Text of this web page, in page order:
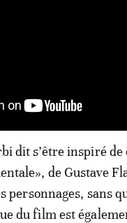
dit s’être inspiré
de Gustave
personnages, sans
du film est